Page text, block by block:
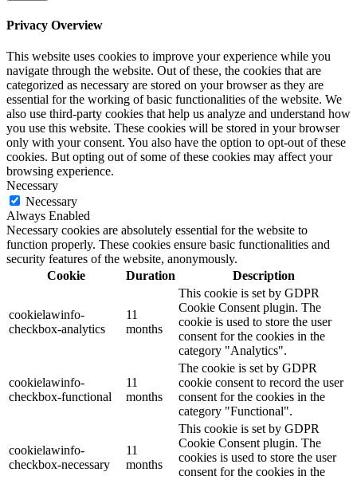
Privacy Overview
This website uses cookies to improve your experience while you
navigate through the website. Out of these, the cookies that are
categorized as necessary are stored on your browser as they are
essential for the working of basic functionalities of the website. We
also use third-party cookies that help us analyze and understand how
you use this website. These cookies will be stored in your browser
only with your consent. You also have the option to opt-out of these
cookies. But opting out of some of these cookies may affect your
browsing experience.
Necessary
Necessary
Always Enabled
Necessary cookies are absolutely essential for the website to
function properly. These cookies ensure basic functionalities and
security features of the website, anonymously.
Cookie
Duration Description
cookielawinfo-
checkbox-analytics
11
months
This cookie is set by GDPR
Cookie Consent plugin. The
cookie is used to store the user
consent for the cookies in the
category "Analytics".
cookielawinfo-
checkbox-functional
11
months
The cookie is set by GDPR
cookie consent to record the user
consent for the cookies in the
category "Functional".
cookielawinfo-
checkbox-necessary
11
months
This cookie is set by GDPR
Cookie Consent plugin. The
cookies is used to store the user
consent for the cookies in the